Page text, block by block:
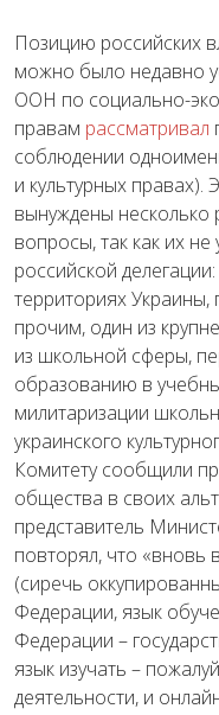
Позицию российских
можно было недавно
ООН по социально-
правам рассматривал
соблюдении
и культурных
вынуждены несколько
вопросы, так как их
российской
территориях Украины,
прочим, один из
из школьной сферы,
образованию в
милитаризации
украинского
Комитету сообщили
общества в своих
представитель
повторял, что «вновь
(сиречь
Федерации, язык
Федерации –
язык изучать –
деятельности, и